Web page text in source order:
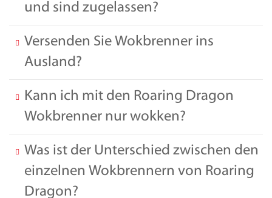
und sind zugelassen?
Versenden Sie Wokbrenner ins
Ausland?
Kann ich mit den Roaring Dragon
Wokbrenner nur wokken?
Was ist der Unterschied zwischen den
einzelnen Wokbrennern von Roaring
Dragon?